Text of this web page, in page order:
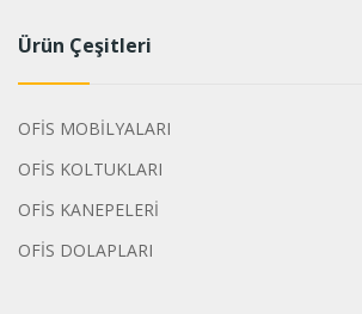
Ürün Çeşitleri
OFİS MOBİLYALARI
OFİS KOLTUKLARI
OFİS KANEPELERİ
OFİS DOLAPLARI